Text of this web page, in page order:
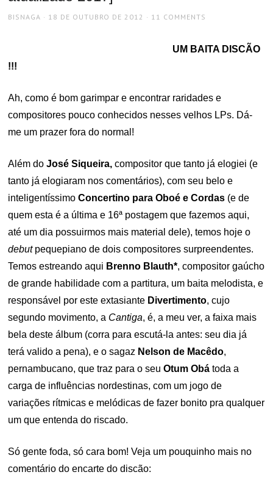
AUTHOR
BISNAGA
POSTED
18 DE OUTUBRO DE 2012 11 COMMENTS
UM BAITA DISCÃO
!!!
Ah, como é bom garimpar e encontrar raridades e
compositores pouco conhecidos nesses velhos LPs. Dá-
me um prazer fora do normal!
Além doJosé Siqueira, compositor que tanto já elogiei (e
tanto já elogiaram nos comentários), com seu belo e
inteligentíssimoConcertino para Oboé e Cordas (e de
quem esta é a última e 16ª postagem que fazemos aqui,
até um dia possuirmos mais material dele), temos hoje o
debutpequepiano de dois compositores surpreendentes.
Temos estreando aqui Brenno Blauth*, compositor gaúcho
de grande habilidade com a partitura, um baita melodista, e
responsável por este extasiante Divertimento, cujo
segundo movimento, a Cantiga, é, a meu ver, a faixa mais
bela deste álbum (corra para escutá-la antes: seu dia já
terá valido a pena), e o sagaz Nelson de Macêdo,
pernambucano, que traz para o seuOtum Obá toda a
carga de influências nordestinas, com um jogo de
variações rítmicas e melódicas de fazer bonito pra qualquer
um que entenda do riscado.
Só gente foda, só cara bom! Veja um pouquinho mais no
comentário do encarte do discão: